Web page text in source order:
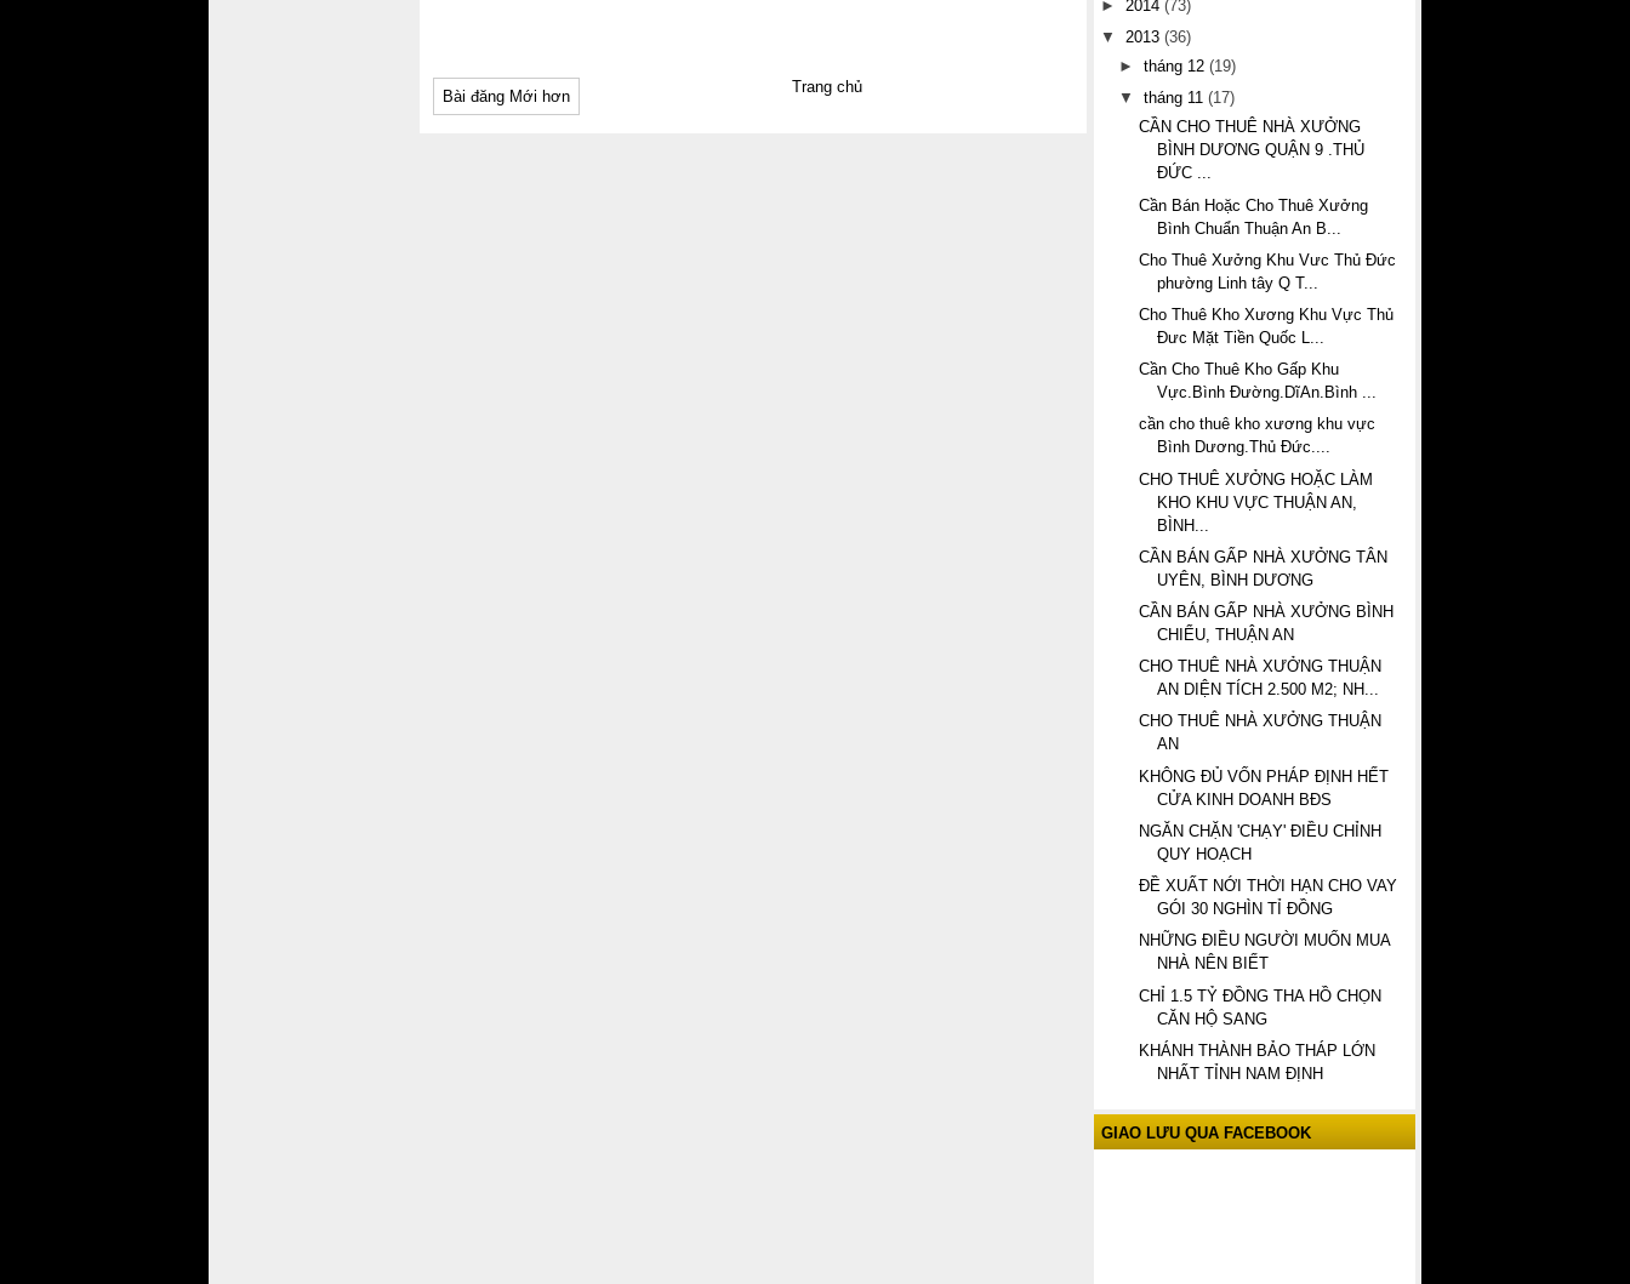
► 2014 (73)
▼
2013 (36)
►tháng 12(19)
▼
tháng 11(17)
CẦN CHO THUÊ NHÀ XƯỞNG
BÌNH DƯƠNG QUẬN 9 .THỦ
ĐỨC ...
Cần Bán Hoặc Cho Thuê Xưởng
Bình Chuẩn Thuận An B...
Cho Thuê Xưởng Khu Vưc Thủ Đức
phường Linh tây Q T...
Cho Thuê Kho Xương Khu Vực Thủ
Đưc Mặt Tiền Quốc L...
Cần Cho Thuê Kho Gấp Khu
Vực.Bình Đường.DĩAn.Bình ...
cần cho thuê kho xương khu vực
Bình Dương.Thủ Đức....
CHO THUÊ XƯỞNG HOẶC LÀM
KHO KHU VỰC THUẬN AN,
BÌNH...
CẦN BÁN GẤP NHÀ XƯỞNG TÂN
UYÊN, BÌNH DƯƠNG
CẦN BÁN GẤP NHÀ XƯỞNG BÌNH
CHIỂU, THUẬN AN
CHO THUÊ NHÀ XƯỞNG THUẬN
AN DIỆN TÍCH 2.500 M2; NH...
CHO THUÊ NHÀ XƯỞNG THUẬN
AN
KHÔNG ĐỦ VỐN PHÁP ĐỊNH HẾT
CỬA KINH DOANH BĐS
NGĂN CHẶN 'CHẠY' ĐIỀU CHỈNH
QUY HOẠCH
ĐỀ XUẤT NỚI THỜI HẠN CHO VAY
GÓI 30 NGHÌN TỈ ĐỒNG
NHỮNG ĐIỀU NGƯỜI MUỐN MUA
NHÀ NÊN BIẾT
CHỈ 1.5 TỶ ĐỒNG THA HỒ CHỌN
CĂN HỘ SANG
KHÁNH THÀNH BẢO THÁP LỚN
NHẤT TỈNH NAM ĐỊNH
GIAO LƯU QUA FACEBOOK
Bài đăng Mới hơn
Trang chủ